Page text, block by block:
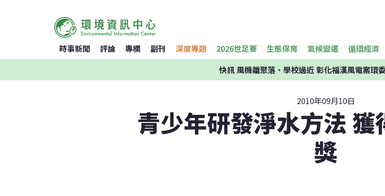
時事新聞 評論 專欄 副刊 深度專題 2026世足賽 生態保育 氣候變遷 循環經濟
快訊風機離聚落、學校過近 彰化福漢風電案環
2010年09月10日
青少年研發淨水方法
獎